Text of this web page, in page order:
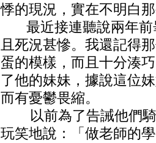
悸的現況，實在不明白
最近接連聽說兩年前
且死況甚慘。我還記得
蛋的模樣，而且十分湊
了他的妹妹，據說這位
而有憂鬱畏縮。
以前為了告誡他們騎
玩笑地說：「做老師的